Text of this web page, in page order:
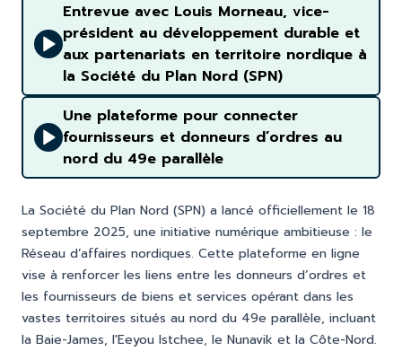
Entrevue avec Louis Morneau, vice-
président au développement durable et
aux partenariats en territoire nordique à
la Société du Plan Nord (SPN)
Une plateforme pour connecter
fournisseurs et donneurs d’ordres au
nord du 49e parallèle
La Société du Plan Nord (SPN) a lancé officiellement le 18
septembre 2025, une initiative numérique ambitieuse : le
Réseau d’affaires nordiques. Cette plateforme en ligne
vise à renforcer les liens entre les donneurs d’ordres et
les fournisseurs de biens et services opérant dans les
vastes territoires situés au nord du 49e parallèle, incluant
la Baie-James, l'Eeyou Istchee, le Nunavik et la Côte-Nord.